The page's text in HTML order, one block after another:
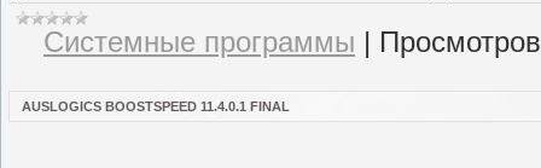
Системные программы |
AUSLOGICS BOOSTSPEED 11.4.0.1 FINAL